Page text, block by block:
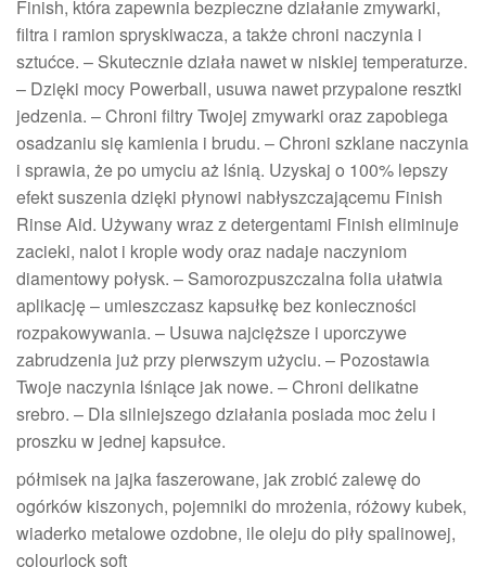
Finish, która zapewnia bezpieczne działanie zmywarki,
filtra i ramion spryskiwacza, a także chroni naczynia i
sztućce. – Skutecznie działa nawet w niskiej temperaturze.
– Dzięki mocy Powerball, usuwa nawet przypalone resztki
jedzenia. – Chroni filtry Twojej zmywarki oraz zapobiega
osadzaniu się kamienia i brudu. – Chroni szklane naczynia
i sprawia, że po umyciu aż lśnią. Uzyskaj o 100% lepszy
efekt suszenia dzięki płynowi nabłyszczającemu Finish
Rinse Aid. Używany wraz z detergentami Finish eliminuje
zacieki, nalot i krople wody oraz nadaje naczyniom
diamentowy połysk. – Samorozpuszczalna folia ułatwia
aplikację – umieszczasz kapsułkę bez konieczności
rozpakowywania. – Usuwa najcięższe i uporczywe
zabrudzenia już przy pierwszym użyciu. – Pozostawia
Twoje naczynia lśniące jak nowe. – Chroni delikatne
srebro. – Dla silniejszego działania posiada moc żelu i
proszku w jednej kapsułce.
półmisek na jajka faszerowane, jak zrobić zalewę do
ogórków kiszonych, pojemniki do mrożenia, różowy kubek,
wiaderko metalowe ozdobne, ile oleju do piły spalinowej,
colourlock soft